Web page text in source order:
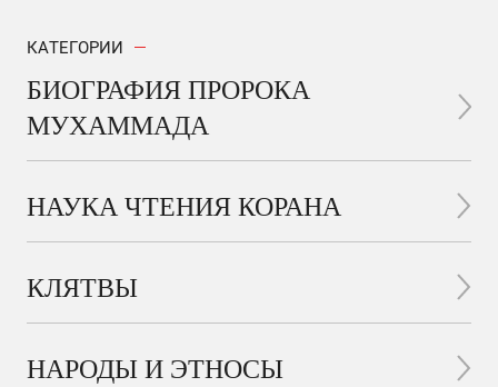
КАТЕГОРИИ
БИОГРАФИЯ ПРОРОКА
МУХАММАДА
НАУКА ЧТЕНИЯ КОРАНА
КЛЯТВЫ
НАРОДЫ И ЭТНОСЫ